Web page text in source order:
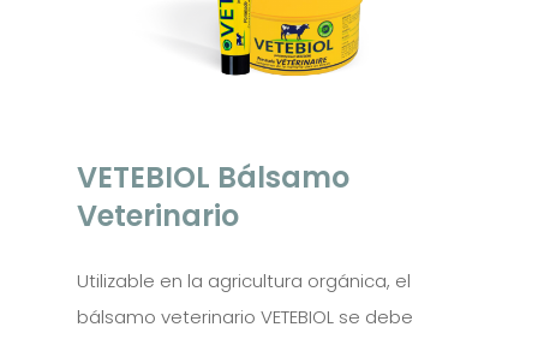
VETEBIOL Bálsamo
Veterinario
Utilizable en la agricultura orgánica, el
bálsamo veterinario VETEBIOL se debe